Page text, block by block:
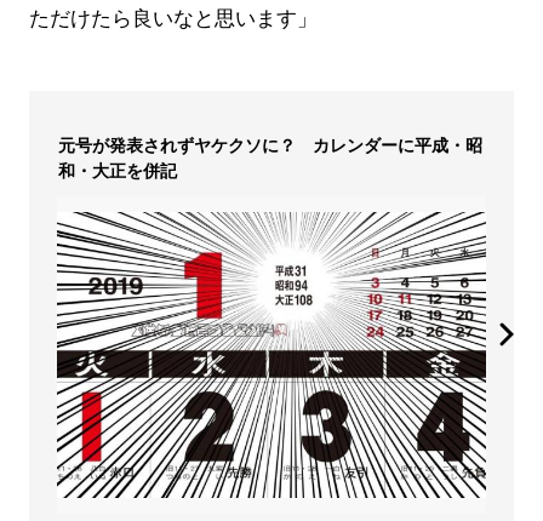
ただけたら良いなと思います」
元号が発表されずヤケクソに？ カレンダーに平成・昭
和・大正を併記